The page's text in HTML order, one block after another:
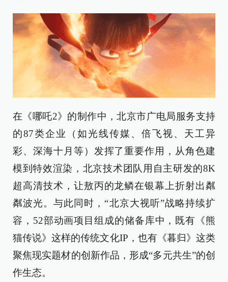
在《哪吒2》的制作中，北京市广电局服务支持
的87类企业（如光线传媒、倍飞视、天工异
彩、深海十月等）发挥了重要作用，从角色建
模到特效渲染，北京技术团队用自主研发的8K
超高清技术，让敖丙的龙鳞在银幕上折射出粼
粼波光。与此同时，“北京大视听”战略持续扩
容，52部动画项目组成的储备库中，既有《熊
猫传说》这样的传统文化IP，也有《暮归》这类
聚焦现实题材的创新作品，形成“多元共生”的创
作生态。